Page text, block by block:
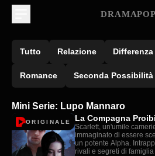
Tutto Relazione
Romance Seconda Possibilità
Mini Serie: Lupo Mannaro
ORIGINALE La Compagna
Scarlett, un'umile
immaginato di essere
un potente Alpha.
rivali e segreti di